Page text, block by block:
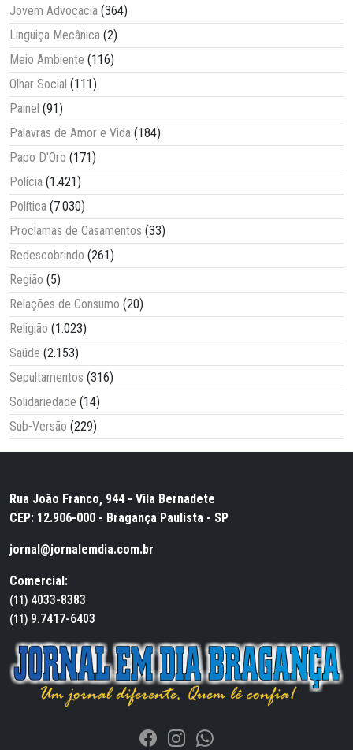
Jovem Advocacia (364)
Linguiça Mecânica (2)
Meio Ambiente (116)
Olhar Social (111)
Painel (91)
Palavras de Amor e Vida (184)
Papo D'Oro (171)
Polícia (1.421)
Política (7.030)
Proclamas de Casamentos (33)
Redescobrindo (261)
Região (5)
Relações de Consumo (20)
Religião (1.023)
Saúde (2.153)
Sepultamentos (316)
Solidariedade (14)
Sub-Versão (229)
Rua João Franco, 944 - Vila Bernadete
CEP: 12.906-000 - Bragança Paulista - SP
jornal@jornalemdia.com.br
Comercial:
(11) 4033-8383
(11) 9.7417-6403